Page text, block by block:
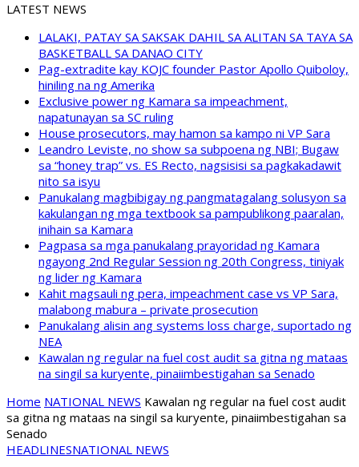
LATEST NEWS
LALAKI, PATAY SA SAKSAK DAHIL SA ALITAN SA TAYA SA
BASKETBALL SA DANAO CITY
Pag-extradite kay KOJC founder Pastor Apollo Quiboloy,
hiniling na ng Amerika
Exclusive power ng Kamara sa impeachment,
napatunayan sa SC ruling
House prosecutors, may hamon sa kampo ni VP Sara
Leandro Leviste, no show sa subpoena ng NBI; Bugaw
sa “honey trap” vs. ES Recto, nagsisisi sa pagkakadawit
nito sa isyu
Panukalang magbibigay ng pangmatagalang solusyon sa
kakulangan ng mga textbook sa pampublikong paaralan,
inihain sa Kamara
Pagpasa sa mga panukalang prayoridad ng Kamara
ngayong 2nd Regular Session ng 20th Congress, tiniyak
ng lider ng Kamara
Kahit magsauli ng pera, impeachment case vs VP Sara,
malabong mabura – private prosecution
Panukalang alisin ang systems loss charge, suportado ng
NEA
Kawalan ng regular na fuel cost audit sa gitna ng mataas
na singil sa kuryente, pinaiimbestigahan sa Senado
Home NATIONAL NEWS Kawalan ng regular na fuel cost audit
sa gitna ng mataas na singil sa kuryente, pinaiimbestigahan sa
Senado
HEADLINESNATIONAL NEWS